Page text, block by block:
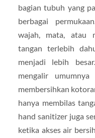
bagian tubuh yang
berbagai
wajah, mata, atau
tangan terlebih
menjadi lebih
mengalir
membersihkan
hanya membilas
hand sanitizer juga
ketika akses air